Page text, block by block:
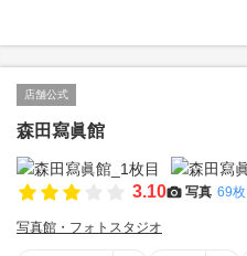
店舗公式
森田寫眞館
3.10 写真 69枚
写真館・フォトスタジオ